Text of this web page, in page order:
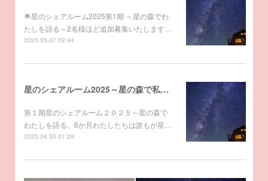
🌟星のシェアルーム2025第1期 ～星の森でわ
たしを語る～2名様ほど追加募集いたします…
2025.05.07 02:44
星のシェアルーム2025～星の森で私を語る
第１期星のシェアルーム２０２５～星の森で
わたしを語る。6か月わたしたちは誰もが星…
2025.04.30 01:29